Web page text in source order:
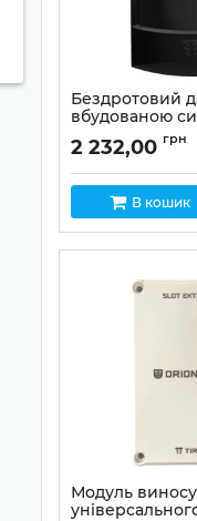
Бездротовий
вбудованою
Motion Alarm
Артикул: 01-00021
2 232,00 грн
В кошик
Модуль виносу